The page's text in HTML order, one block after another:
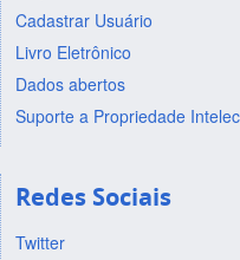
Cadastrar Usuário
Livro Eletrônico
Dados abertos
Suporte a Propriedade
Redes Sociais
Twitter